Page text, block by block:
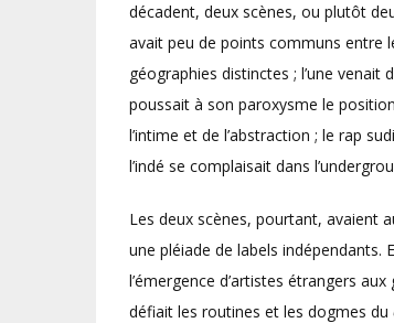
décadent, deux scènes, ou plutôt
avait peu de points communs entre
géographies distinctes ; l’une
poussait à son paroxysme le
l’intime et de l’abstraction ; le rap
l’indé se complaisait dans
Les deux scènes, pourtant, avaient
une pléiade de labels
l’émergence d’artistes étrangers
défiait les routines et les dogmes du